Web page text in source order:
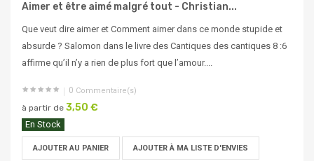
Aimer et être aimé malgré tout - Christian...
Que veut dire aimer et Comment aimer dans ce monde stupide et
absurde ? Salomon dans le livre des Cantiques des cantiques 8 :6
affirme qu’il n’y a rien de plus fort que l’amour....
0 Commentaire(s)
à partir de 3,50 €
En Stock
AJOUTER AU PANIER AJOUTER À MA LISTE D'ENVIES